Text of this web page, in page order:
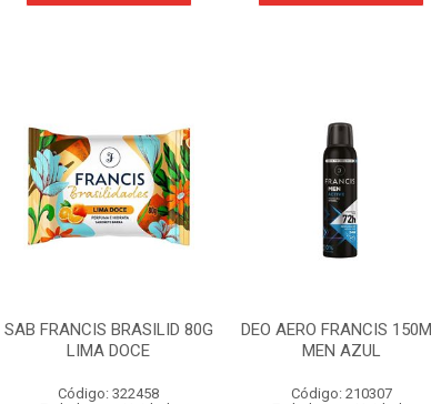
SAB FRANCIS BRASILID 80G
LIMA DOCE
Código: 322458
DEO AERO FRANCIS
MEN AZUL
Código: 210307